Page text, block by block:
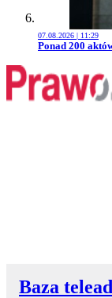
07.08.2026 | 11:29
Przejdź do
Ponad 200
Baza